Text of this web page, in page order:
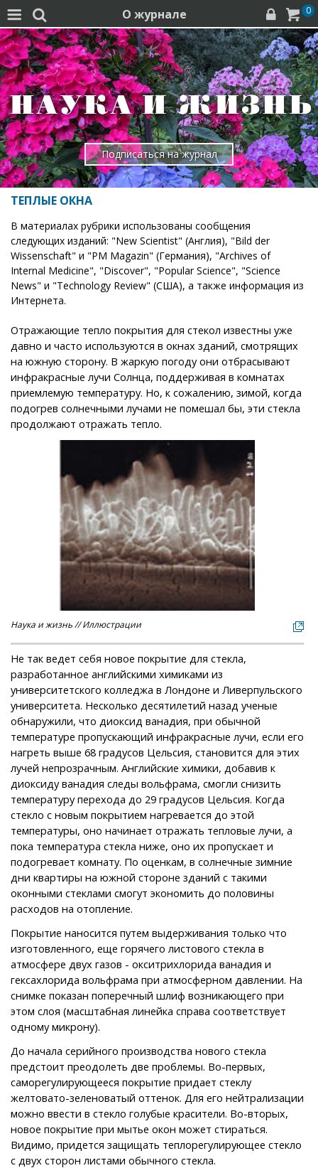
  О журнале   0
Подписаться на журнал
ТЕПЛЫЕ ОКНА
В материалах рубрики использованы сообщения
следующих изданий: "New Scientist" (Англия), "Bild der
Wissenschaft" и "PM Magazin" (Германия), "Archives of
Internal Medicine", "Discover", "Popular Science", "Science
News" и "Technology Review" (США), а также информация из
Интернета.
Отражающие тепло покрытия для стекол известны уже
давно и часто используются в окнах зданий, смотрящих
на южную сторону. В жаркую погоду они отбрасывают
инфракрасные лучи Солнца, поддерживая в комнатах
приемлемую температуру. Но, к сожалению, зимой, когда
подогрев солнечными лучами не помешал бы, эти стекла
продолжают отражать тепло.
Наука и жизнь // Иллюстрации
Не так ведет себя новое покрытие для стекла,
разработанное английскими химиками из
университетского колледжа в Лондоне и Ливерпульского
университета. Несколько десятилетий назад ученые
обнаружили, что диоксид ванадия, при обычной
температуре пропускающий инфракрасные лучи, если его
нагреть выше 68 градусов Цельсия, становится для этих
лучей непрозрачным. Английские химики, добавив к
диоксиду ванадия следы вольфрама, смогли снизить
температуру перехода до 29 градусов Цельсия. Когда
стекло с новым покрытием нагревается до этой
температуры, оно начинает отражать тепловые лучи, а
пока температура стекла ниже, оно их пропускает и
подогревает комнату. По оценкам, в солнечные зимние
дни квартиры на южной стороне зданий с такими
оконными стеклами смогут экономить до половины
расходов на отопление.
Покрытие наносится путем выдерживания только что
изготовленного, еще горячего листового стекла в
атмосфере двух газов - окситрихлорида ванадия и
гексахлорида вольфрама при атмосферном давлении. На
снимке показан поперечный шлиф возникающего при
этом слоя (масштабная линейка справа соответствует
одному микрону).
До начала серийного производства нового стекла
предстоит преодолеть две проблемы. Во-первых,
саморегулирующееся покрытие придает стеклу
желтовато-зеленоватый оттенок. Для его нейтрализации
можно ввести в стекло голубые красители. Во-вторых,
новое покрытие при мытье окон может стираться.
Видимо, придется защищать теплорегулирующее стекло
с двух сторон листами обычного стекла.